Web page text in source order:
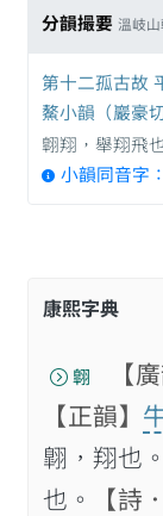
分韻撮要 溫岐
第十二孤古故
鰲小韻（巖豪切
翺翔，舉翔飛
小韻同音字
康熙字典
翺 【
【正韻】
翺，翔也。
也。
【詩